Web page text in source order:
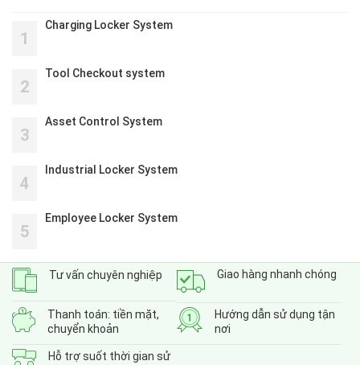
1
Charging Locker System
2
Tool Checkout system
3
Asset Control System
4
Industrial Locker System
5
Employee Locker System
Tư vấn chuyên nghiệp Giao hàng nhanh chóng
Thanh toán: tiền mặt,
chuyển khoản
Hướng dẫn sử dụng tận
nơi
Hỗ trợ suốt thời gian sử